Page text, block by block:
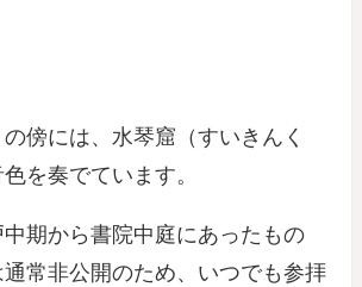
傍には、水琴窟（すいきんく
を奏でています。
期から書院中庭にあったもの
常非公開のため、いつでも参拝